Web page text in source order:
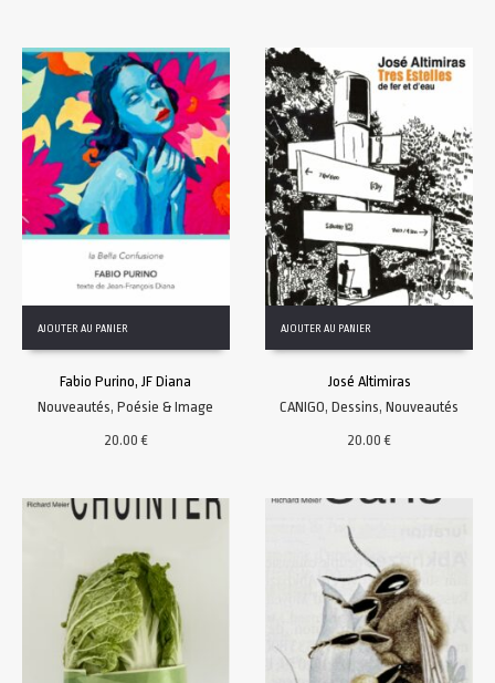
AJOUTER AU PANIER
Fabio Purino, JF Diana
Nouveautés,Poésie & Image
20.00€
AJOUTER AU PANIER
José Altimiras
CANIGO,Dessins,Nouveautés
20.00€